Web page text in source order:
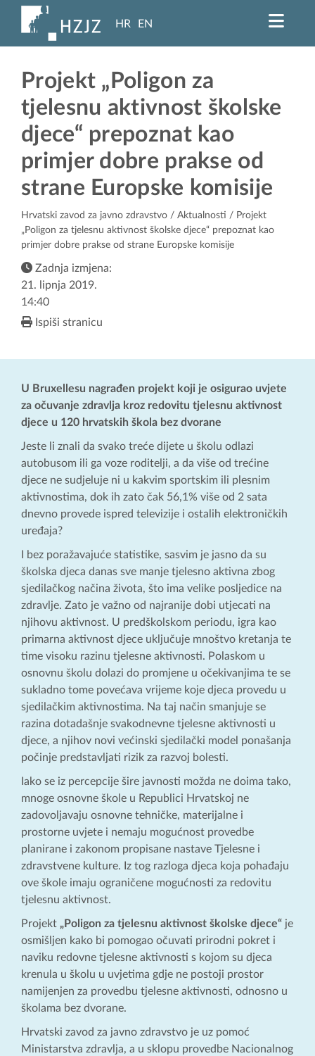
HR EN
Projekt „Poligon za
tjelesnu aktivnost školske
djece“ prepoznat kao
primjer dobre prakse od
strane Europske komisije
Hrvatski zavod za javno zdravstvo / Aktualnosti / Projekt
„Poligon za tjelesnu aktivnost školske djece“ prepoznat kao
primjer dobre prakse od strane Europske komisije
Zadnja izmjena:
21. lipnja 2019.
14:40
Ispiši stranicu
U Bruxellesu nagrađen projekt koji je osigurao uvjete
za očuvanje zdravlja kroz redovitu tjelesnu aktivnost
djece u 120 hrvatskih škola bez dvorane
Jeste li znali da svako treće dijete u školu odlazi
autobusom ili ga voze roditelji, a da više od trećine
djece ne sudjeluje ni u kakvim sportskim ili plesnim
aktivnostima, dok ih zato čak 56,1% više od 2 sata
dnevno provede ispred televizije i ostalih elektroničkih
uređaja?
I bez poražavajuće statistike, sasvim je jasno da su
školska djeca danas sve manje tjelesno aktivna zbog
sjedilačkog načina života, što ima velike posljedice na
zdravlje. Zato je važno od najranije dobi utjecati na
njihovu aktivnost. U predškolskom periodu, igra kao
primarna aktivnost djece uključuje mnoštvo kretanja te
time visoku razinu tjelesne aktivnosti. Polaskom u
osnovnu školu dolazi do promjene u očekivanjima te se
sukladno tome povećava vrijeme koje djeca provedu u
sjedilačkim aktivnostima. Na taj način smanjuje se
razina dotadašnje svakodnevne tjelesne aktivnosti u
djece, a njihov novi većinski sjedilački model ponašanja
počinje predstavljati rizik za razvoj bolesti.
Iako se iz percepcije šire javnosti možda ne doima tako,
mnoge osnovne škole u Republici Hrvatskoj ne
zadovoljavaju osnovne tehničke, materijalne i
prostorne uvjete i nemaju mogućnost provedbe
planirane i zakonom propisane nastave Tjelesne i
zdravstvene kulture. Iz tog razloga djeca koja pohađaju
ove škole imaju ograničene mogućnosti za redovitu
tjelesnu aktivnost.
Projekt „Poligon za tjelesnu aktivnost školske djece“ je
osmišljen kako bi pomogao očuvati prirodni pokret i
naviku redovne tjelesne aktivnosti s kojom su djeca
krenula u školu u uvjetima gdje ne postoji prostor
namijenjen za provedbu tjelesne aktivnosti, odnosno u
školama bez dvorane.
Hrvatski zavod za javno zdravstvo je uz pomoć
Ministarstva zdravlja, a u sklopu provedbe Nacionalnog